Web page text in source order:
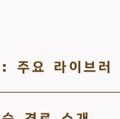
주요 라이브러